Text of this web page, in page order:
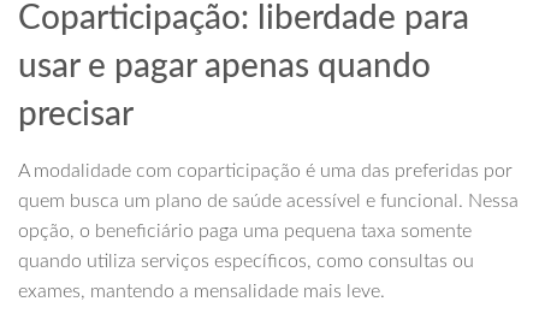
Coparticipação: liberdade para
usar e pagar apenas quando
precisar
A modalidade com coparticipação é uma das preferidas por
quem busca um plano de saúde acessível e funcional. Nessa
opção, o beneficiário paga uma pequena taxa somente
quando utiliza serviços específicos, como consultas ou
exames, mantendo a mensalidade mais leve.